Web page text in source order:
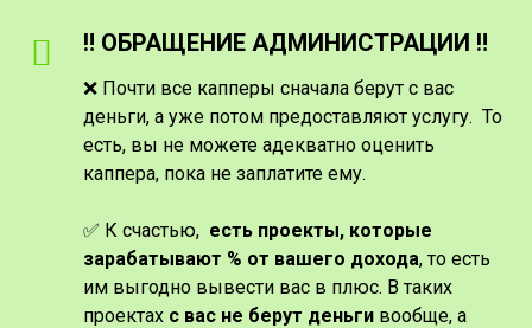
‼️ ОБРАЩЕНИЕ АДМИНИСТРАЦИИ ‼️
❌ Почти все капперы сначала берут с вас
деньги, а уже потом предоставляют услугу. То
есть, вы не можете адекватно оценить
каппера, пока не заплатите ему.
✅ К счастью, есть проекты, которые
зарабатывают % от вашего дохода, то есть
им выгодно вывести вас в плюс. В таких
проектах с вас не берут деньги вообще, а